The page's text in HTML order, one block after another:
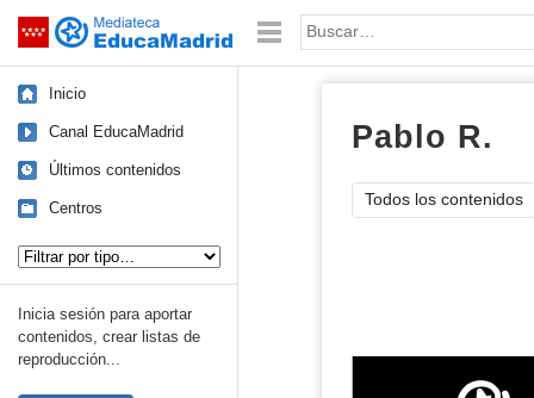
Saltar navegación Palabra o frase:
Inicio
Canal EducaMadrid
Últimos contenidos
Centros
Inicia sesión para aportar
contenidos, crear listas de
reproducción...
Pablo R.
Todos los contenidos